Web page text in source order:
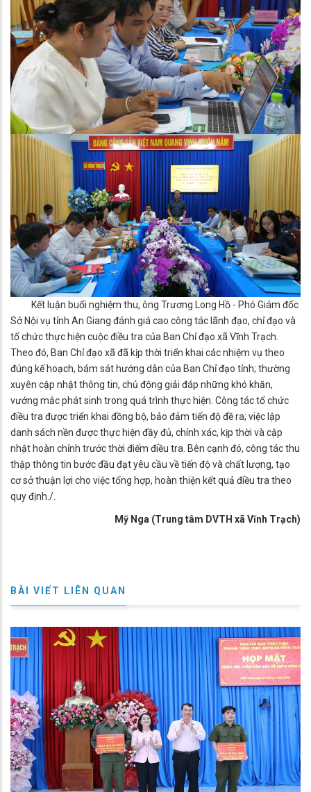
Kết luận buổi nghiệm thu, ông Trương Long Hồ - Phó Giám đốc
Sở Nội vụ tỉnh An Giang đánh giá cao công tác lãnh đạo, chỉ đạo và
tổ chức thực hiện cuộc điều tra của Ban Chỉ đạo xã Vĩnh Trạch.
Theo đó, Ban Chỉ đạo xã đã kịp thời triển khai các nhiệm vụ theo
đúng kế hoạch, bám sát hướng dẫn của Ban Chỉ đạo tỉnh; thường
xuyên cập nhật thông tin, chủ động giải đáp những khó khăn,
vướng mắc phát sinh trong quá trình thực hiện. Công tác tổ chức
điều tra được triển khai đồng bộ, bảo đảm tiến độ đề ra; việc lập
danh sách nền được thực hiện đầy đủ, chính xác, kịp thời và cập
nhật hoàn chỉnh trước thời điểm điều tra. Bên cạnh đó, công tác thu
thập thông tin bước đầu đạt yêu cầu về tiến độ và chất lượng, tạo
cơ sở thuận lợi cho việc tổng hợp, hoàn thiện kết quả điều tra theo
quy định./.
Mỹ Nga (Trung tâm DVTH xã Vĩnh Trạch)
BÀI VIẾT LIÊN QUAN